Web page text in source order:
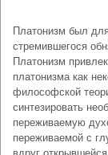
Платонизм был
стремившегося
Платонизм
платонизма как
философской
синтезировать
переживаемую
переживаемой с